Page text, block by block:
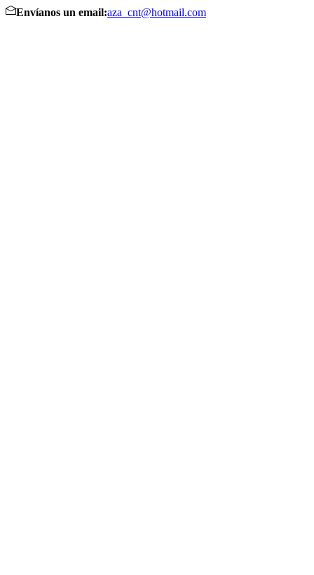
Envíanos un email:aza_cnt@hotmail.com